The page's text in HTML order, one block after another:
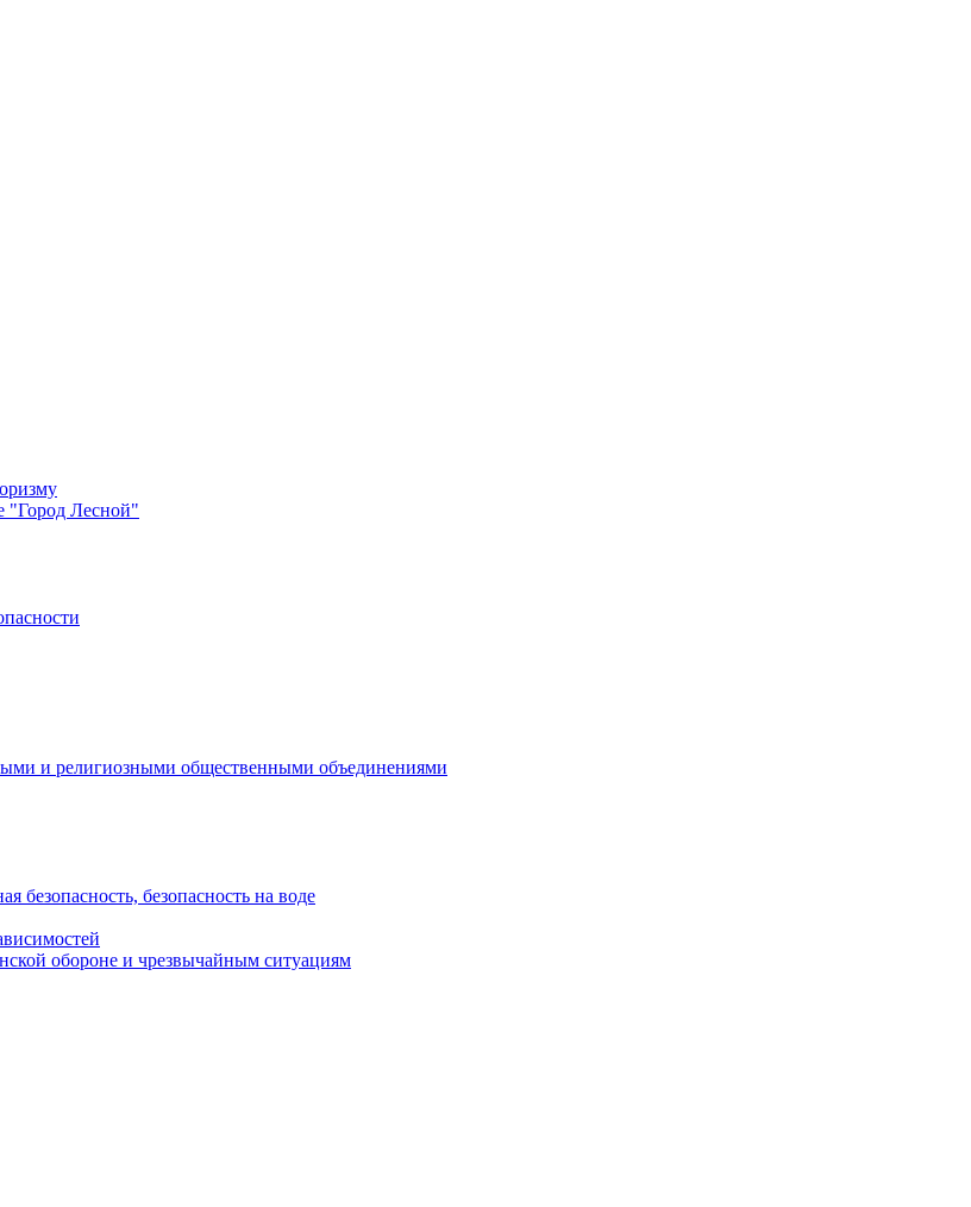
"Город Лесной"
и религиозными общественными объединениями
безопасность, безопасность на воде
обороне и чрезвычайным ситуациям